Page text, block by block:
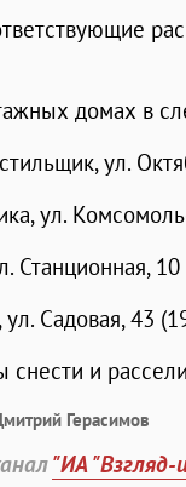
домах в
ул.
ул.
Станционная,
Садовая, 43
и
Герасимов
"ИА "Взгляд-